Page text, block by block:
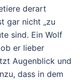
derart
gar nicht „zu
sind. Ein Wolf
er lieber
Augenblick und
dass in dem